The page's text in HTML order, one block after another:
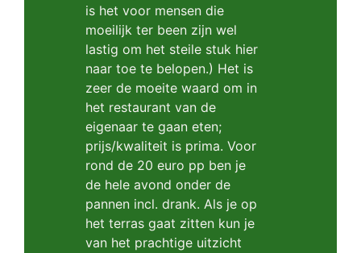
is het voor mensen die
moeilijk ter been zijn wel
lastig om het steile stuk hier
naar toe te belopen.) Het is
zeer de moeite waard om in
het restaurant van de
eigenaar te gaan eten;
prijs/kwaliteit is prima. Voor
rond de 20 euro pp ben je
de hele avond onder de
pannen incl. drank. Als je op
het terras gaat zitten kun je
van het prachtige uitzicht